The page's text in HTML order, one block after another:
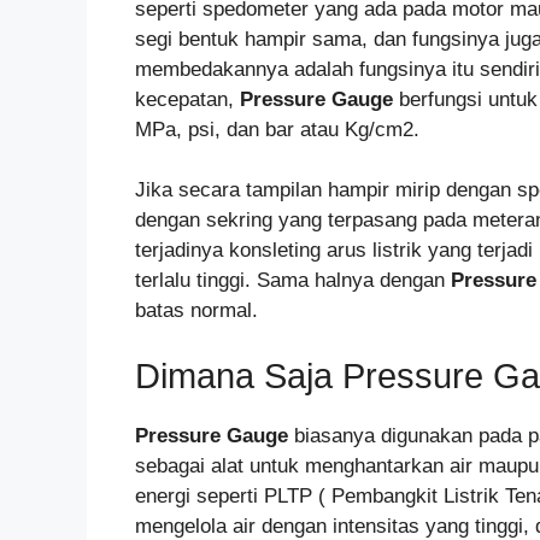
seperti spedometer yang ada pada motor
segi bentuk hampir sama, dan fungsinya
membedakannya adalah fungsinya itu
kecepatan, Pressure Gauge berfungsi
MPa, psi, dan bar atau Kg/cm2.
Jika secara tampilan hampir mirip dengan
dengan sekring yang terpasang pada
terjadinya konsleting arus listrik yang
terlalu tinggi. Sama halnya dengan
batas normal.
Dimana Saja Pressure
Pressure Gauge biasanya digunakan pada
sebagai alat untuk menghantarkan air
energi seperti PLTP ( Pembangkit Listrik
mengelola air dengan intensitas yang tinggi,